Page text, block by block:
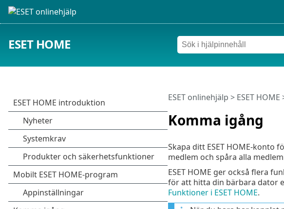
ESET HOME
Komma igång
ESET onlinehjälp > ESET HOME
Skapa ditt ESET HOME-konto
medlem och spåra alla
ESET HOME ger också flera
för att hitta din bärbara dator
Funktioner i ESET HOME.